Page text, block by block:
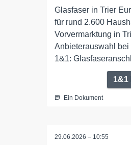
Glasfaser in Trier
für rund 2.600
Vorvermarktung in
Anbieterauswahl bei
1&1:
1&1
Ein Dokument
29.06.2026 – 10:55